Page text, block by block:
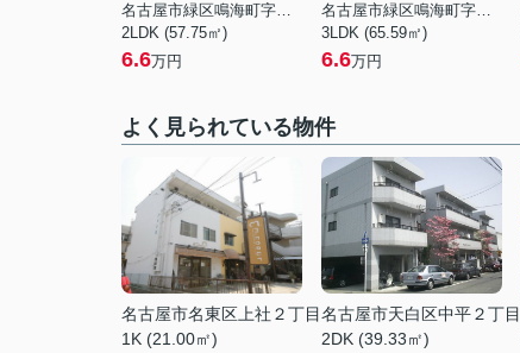
名古屋市緑区鳴海町字姥子山
2LDK (57.75㎡)
6.6万円
名古屋市緑区鳴海町字赤塚
3LDK (65.59㎡)
6.6万円
よく見られている物件
名古屋市名東区上社２丁目
1K (21.00㎡)
名古屋市天白区中平２丁目
2DK (39.33㎡)